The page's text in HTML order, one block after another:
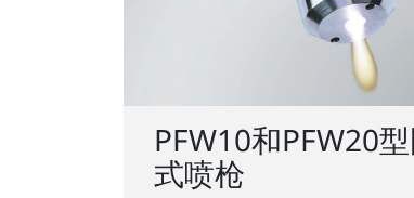
PFW10和PFW20
式喷枪